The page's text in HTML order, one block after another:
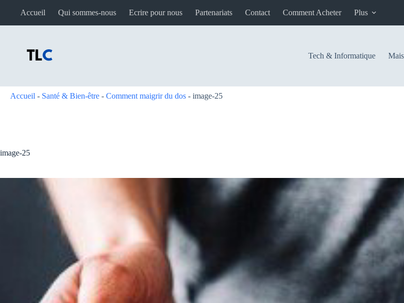
Accueil Qui sommes-nous Ecrire pour nous Partenariats Contact Comment Acheter Plus
Tech & Informatique
Accueil - Santé & Bien-être - Comment maigrir du dos - image-25
image-25